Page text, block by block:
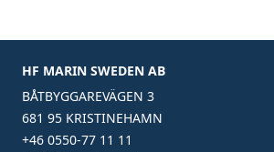
HF MARIN SWEDEN AB
BÅTBYGGAREVÄGEN 3
681 95 KRISTINEHAMN
+46 0550-77 11 11